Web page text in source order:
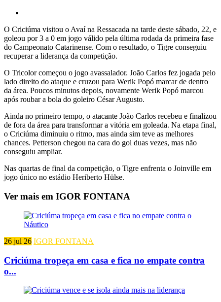
O Criciúma visitou o Avaí na Ressacada na tarde deste sábado, 22, e
goleou por 3 a 0 em jogo válido pela última rodada da primeira fase
do Campeonato Catarinense. Com o resultado, o Tigre conseguiu
recuperar a liderança da competição.
O Tricolor começou o jogo avassalador. João Carlos fez jogada pelo
lado direito do ataque e cruzou para Werik Popó marcar de dentro
da área. Poucos minutos depois, novamente Werik Popó marcou
após roubar a bola do goleiro César Augusto.
Ainda no primeiro tempo, o atacante João Carlos recebeu e finalizou
de fora da área para transformar a vitória em goleada. Na etapa final,
o Criciúma diminuiu o ritmo, mas ainda sim teve as melhores
chances. Petterson chegou na cara do gol duas vezes, mas não
conseguiu ampliar.
Nas quartas de final da competição, o Tigre enfrenta o Joinville em
jogo único no estádio Heriberto Hülse.
Ver mais em IGOR FONTANA
26 jul 26 IGOR FONTANA
Criciúma tropeça em casa e fica no empate contra
o...